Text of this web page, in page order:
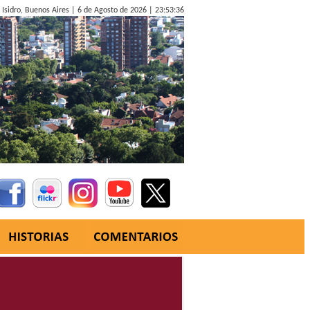
Isidro, Buenos Aires | 6 de Agosto de 2026 | 23:53:37